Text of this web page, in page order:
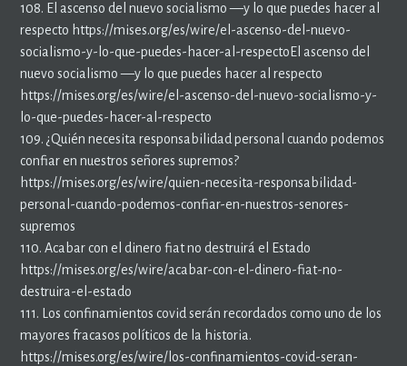
108. El ascenso del nuevo socialismo —y lo que puedes hacer al
respecto https://mises.org/es/wire/el-ascenso-del-nuevo-
socialismo-y-lo-que-puedes-hacer-al-respectoEl ascenso del
nuevo socialismo —y lo que puedes hacer al respecto
https://mises.org/es/wire/el-ascenso-del-nuevo-socialismo-y-
lo-que-puedes-hacer-al-respecto
109. ¿Quién necesita responsabilidad personal cuando podemos
confiar en nuestros señores supremos?
https://mises.org/es/wire/quien-necesita-responsabilidad-
personal-cuando-podemos-confiar-en-nuestros-senores-
supremos
110. Acabar con el dinero fiat no destruirá el Estado
https://mises.org/es/wire/acabar-con-el-dinero-fiat-no-
destruira-el-estado
111. Los confinamientos covid serán recordados como uno de los
mayores fracasos políticos de la historia.
https://mises.org/es/wire/los-confinamientos-covid-seran-